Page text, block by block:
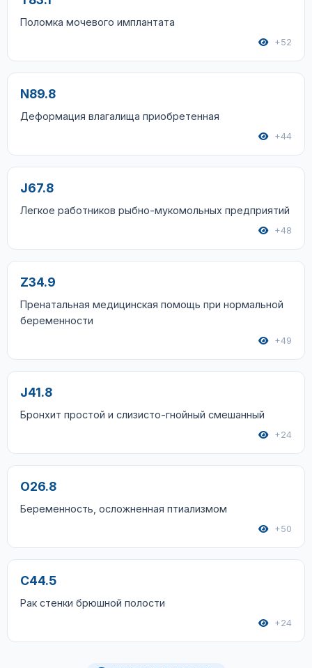
Поломка мочевого имплантата
+52
N89.8
Деформация влагалища приобретенная
+44
J67.8
Легкое работников рыбно-мукомольных предприятий
+48
Z34.9
Пренатальная медицинская помощь при нормальной
беременности
+49
J41.8
Бронхит простой и слизисто-гнойный смешанный
+24
O26.8
Беременность, осложненная птиализмом
+50
C44.5
Рак стенки брюшной полости
+24